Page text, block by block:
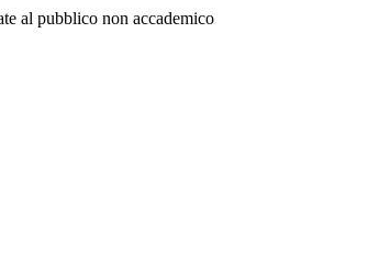
al pubblico non accademico